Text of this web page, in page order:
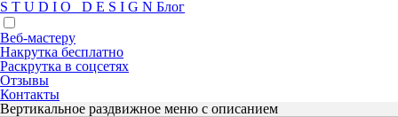
S T U D I O D E S I G N Блог
Веб-мастеру
Накрутка бесплатно
Раскрутка в соцсетях
Отзывы
Контакты
Вертикальное раздвижное меню с описанием